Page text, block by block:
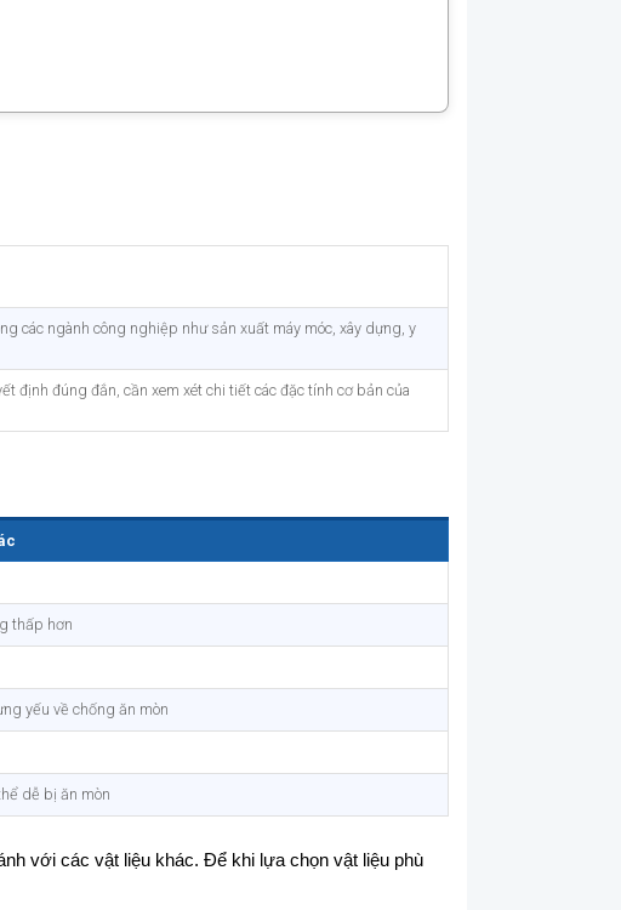
các ngành công nghiệp như sản xuất máy móc, xây dựng, y
định đúng đắn, cần xem xét chi tiết các đặc tính cơ bản của
thấp hơn
yếu về chống ăn mòn
dễ bị ăn mòn
với các vật liệu khác. Để khi lựa chọn vật liệu phù